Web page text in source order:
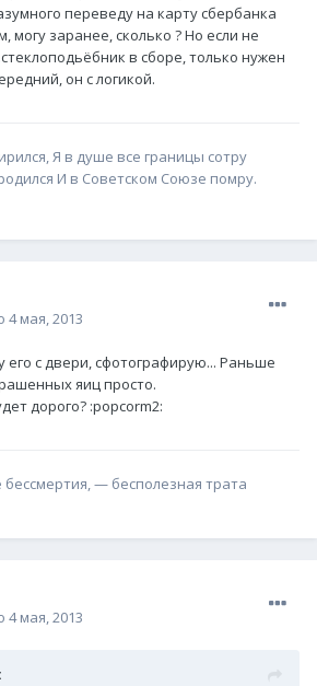
переведу на карту сбербанка
заранее, сколько ? Но если не
в сборе, только нужен
он с логикой.
Я в душе все границы сотру
И в Советском Союзе помру.
4 мая, 2013
его с двери, сфотографирую... Раньше
яиц просто.
дорого? :popcorm2:
бессмертия, — бесполезная трата
4 мая, 2013